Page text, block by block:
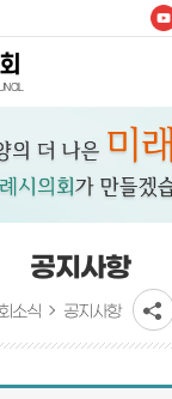
공지사항
소식 공지사항